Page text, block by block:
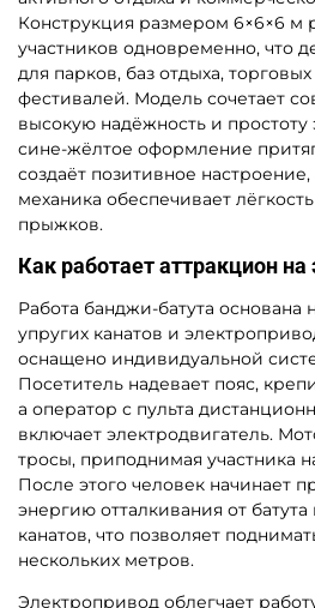
Конструкция размером 6×6×6 м
участников одновременно, что
для парков, баз отдыха,
фестивалей. Модель сочетает
высокую надёжность и простоту
сине-жёлтое оформление
создаёт позитивное
механика обеспечивает
прыжков.
Как работает аттракцион
Работа банджи-батута основана
упругих канатов и
оснащено индивидуальной
Посетитель надевает пояс,
а оператор с пульта
включает электродвигатель.
тросы, приподнимая участника
После этого человек начинает
энергию отталкивания от батута
канатов, что позволяет
нескольких метров.
Электропривод облегчает